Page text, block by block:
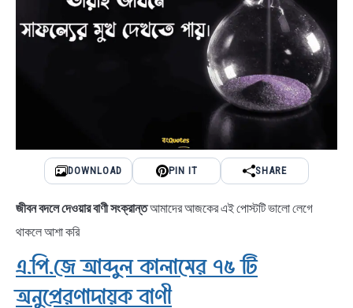
DOWNLOAD PIN IT SHARE
জীবন বদলে দেওয়ার বাণীসংক্রান্তআমাদের আজকের এই পোস্টটি ভালো লেগে
থাকলে আশা করি
এ.পি.জে আব্দুল কালামের ৭৫ টি
অনুপ্রেরণাদায়ক বাণী